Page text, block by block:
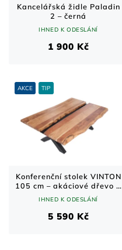
Kancelářská židle Paladin
2 – černá
IHNED K ODESLÁNÍ
1 900 Kč
AKCE TIP
Konferenční stolek VINTON
105 cm – akáciové dřevo a
černá podnož
IHNED K ODESLÁNÍ
5 590 Kč